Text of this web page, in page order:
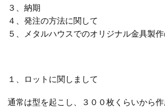
３、納期
４、発注の方法に関して
５、メタルハウスでのオリジナル金具製
１、ロットに関しまして
通常は型を起こし、３００枚くらいから